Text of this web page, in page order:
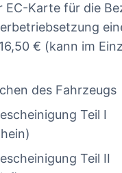
EC-Karte für die
€ (kann im
des Fahrzeugs
Teil I
Teil II